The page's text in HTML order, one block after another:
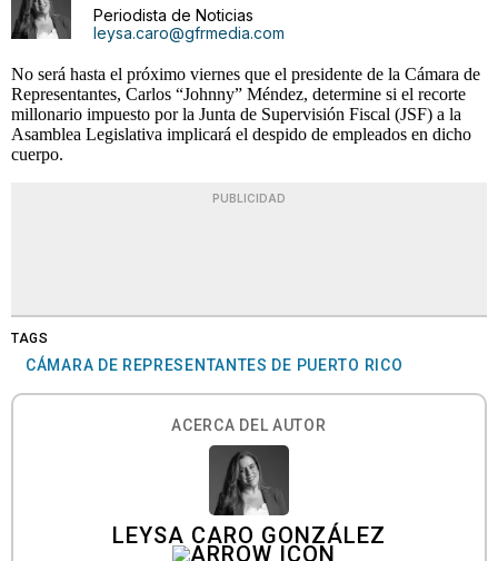
Periodista de Noticias
leysa.caro@gfrmedia.com
No será hasta el próximo viernes que el presidente de la Cámara de
Representantes, Carlos “Johnny” Méndez, determine si el recorte
millonario impuesto por la Junta de Supervisión Fiscal (JSF) a la
Asamblea Legislativa implicará el despido de empleados en dicho
cuerpo.
PUBLICIDAD
TAGS
CÁMARA DE REPRESENTANTES DE PUERTO RICO
ACERCA DEL AUTOR
LEYSA CARO GONZÁLEZ